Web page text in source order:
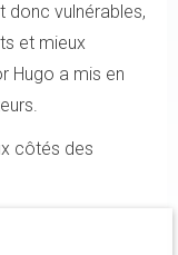
donc vulnérables,
et mieux
Hugo a mis en
côtés des